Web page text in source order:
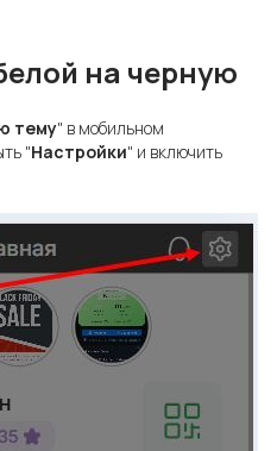
на черную
тему" в мобильном
"Настройки" и включить